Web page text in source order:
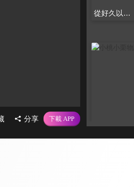
分享
從好久以前就喜歡你